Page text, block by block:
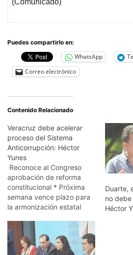
(Comunicado)
Puedes compartirlo en:
WhatsApp
Correo electrónico
Contenido Relacionado
Veracruz debe acelerar
proceso del Sistema
Anticorrupción: Héctor
Yunes
Reconoce al Congreso
aprobación de reforma
constitucional * Próxima
semana vence plazo para
la armonización estatal
2017.-Luego de conocer
los alcances de la reforma
constitucional aprobada
Duarte,
no
Héctor